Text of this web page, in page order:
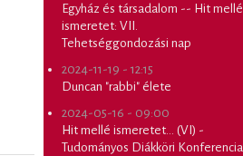
Egyház és társadalom -- Hit mellé
ismeretet: VII.
Tehetséggondozási nap
2024-11-19 - 12:15
Duncan "rabbi" élete
2024-05-16 - 09:00
Hit mellé ismeretet... (VI) -
Tudományos Diákköri Konferencia